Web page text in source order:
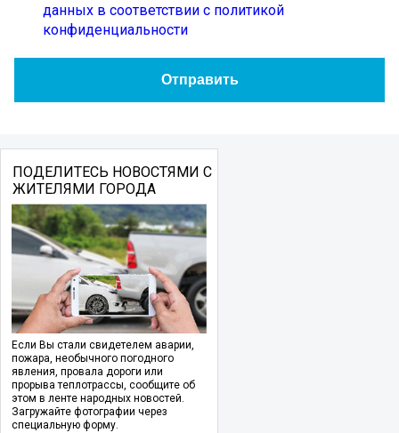
данных в соответствии с политикой
конфиденциальности
ПОДЕЛИТЕСЬ НОВОСТЯМИ С
ЖИТЕЛЯМИ ГОРОДА
Если Вы стали свидетелем аварии,
пожара, необычного погодного
явления, провала дороги или
прорыва теплотрассы, сообщите об
этом в ленте народных новостей.
Загружайте фотографии через
специальную форму.